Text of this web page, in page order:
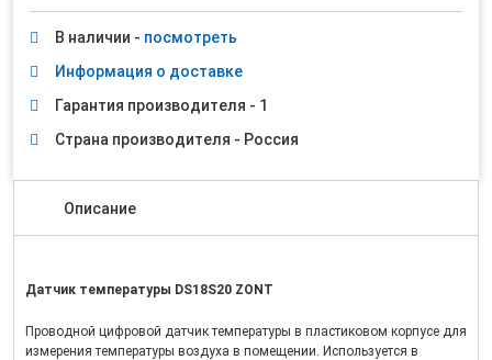
В наличии - посмотреть
Информация о доставке
Гарантия производителя - 1
Страна производителя - Россия
Описание
Датчик температуры DS18S20 ZONT
Проводной цифровой датчик температуры в пластиковом корпусе для
измерения температуры воздуха в помещении. Используется в